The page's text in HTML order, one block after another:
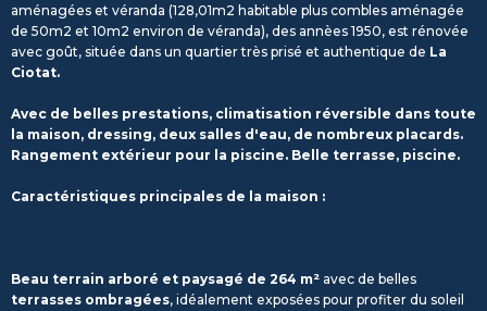
aménagées et véranda (128,01m2 habitable plus combles aménagée
de 50m2 et 10m2 environ de véranda), des annèes 1950, est rénovée
avec goût, située dans un quartier très prisé et authentique de La
Ciotat.
Avec de belles prestations, climatisation réversible dans toute
la maison, dressing, deux salles d'eau, de nombreux placards.
Rangement extérieur pour la piscine. Belle terrasse, piscine.
Caractéristiques principales de la maison :
Beau terrain arboré et paysagé de 264 m² avec de belles
terrasses ombragées, idéalement exposées pour profiter du soleil